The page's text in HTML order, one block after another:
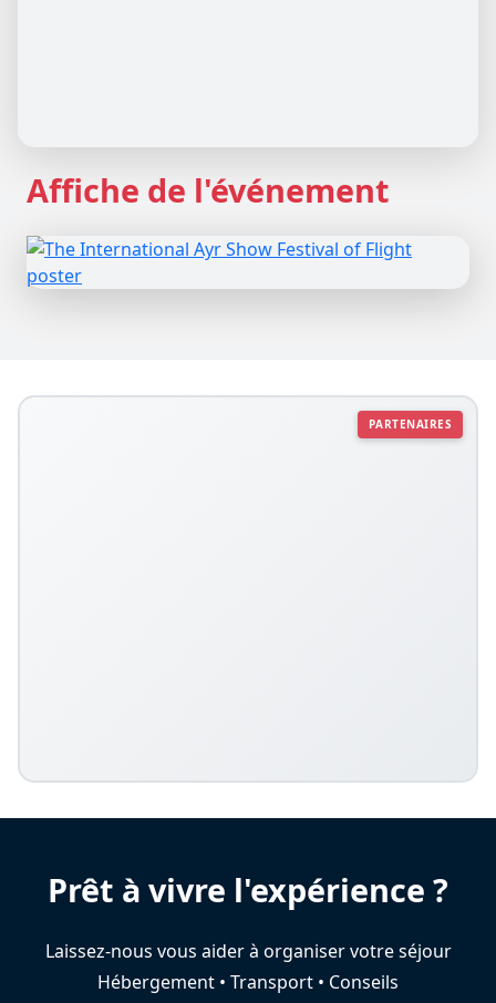
Affiche de l'événement
PARTENAIRES
Prêt à vivre l'expérience ?
Laissez-nous vous aider à organiser votre séjour
Hébergement • Transport • Conseils